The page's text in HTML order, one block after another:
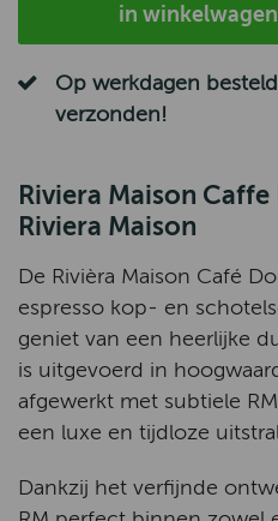
in winkelwagen
Op werkdagen
verzonden!
Riviera Maison
Riviera Maison
De Rivièra Maison Café
espresso kop- en
geniet van een heerlijke
is uitgevoerd in
afgewerkt met subtiele
een luxe en tijdloze
Dankzij het verfijnde